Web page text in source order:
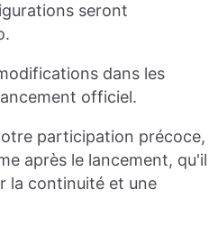
seront
dans les
officiel.
participation précoce,
après le lancement, qu'il
la continuité et une